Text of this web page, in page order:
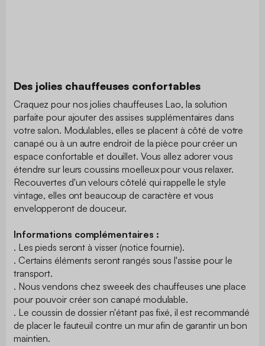
Des jolies chauffeuses confortables
Craquez pour nos jolies chauffeuses Lao, la solution
parfaite pour ajouter des assises supplémentaires dans
votre salon. Modulables, elles se placent à côté de votre
canapé ou à un autre endroit de la pièce pour créer un
espace confortable et douillet. Vous allez adorer vous
étendre sur leurs coussins moelleux pour vous relaxer.
Recouvertes d'un velours côtelé qui rappelle le style
vintage, elles ont beaucoup de caractère et vous
envelopperont de douceur.
Informations complémentaires :
. Les pieds seront à visser (notice fournie).
. Certains éléments seront rangés sous l'assise pour le
transport.
. Nous vendons chez sweeek des chauffeuses une place
pour pouvoir créer son canapé modulable.
. Le coussin de dossier n'étant pas fixé, il est recommandé
de placer le fauteuil contre un mur afin de garantir un bon
maintien.